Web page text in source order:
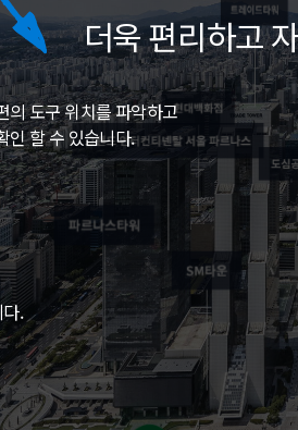
더욱 편리하고
.
의 도구 위치를 파악하고
인 할 수 있습니다.